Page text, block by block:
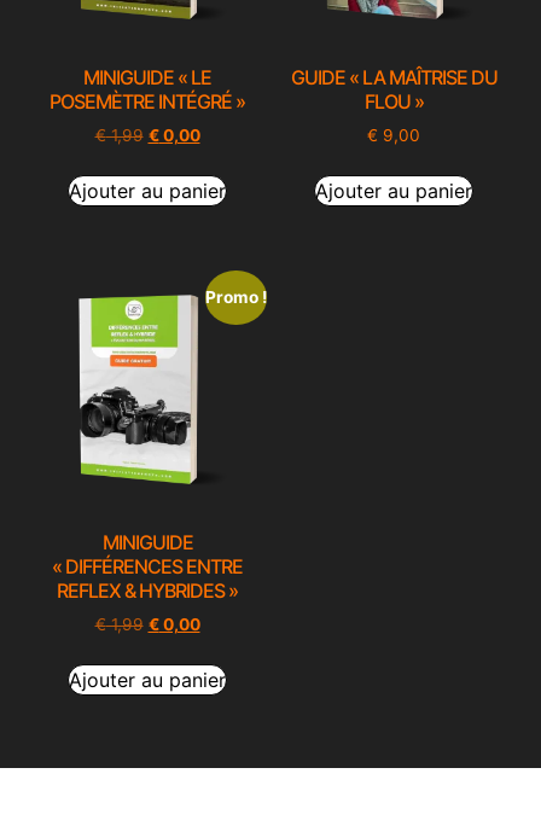
MINIGUIDE « LE
POSEMÈTRE INTÉGRÉ »
€1,99 €0,00
Ajouter au panier
GUIDE « LA MAÎTRISE DU
FLOU »
€ 9,00
Ajouter au panier
Promo !
MINIGUIDE
« DIFFÉRENCES ENTRE
REFLEX & HYBRIDES »
€1,99 €0,00
Ajouter au panier